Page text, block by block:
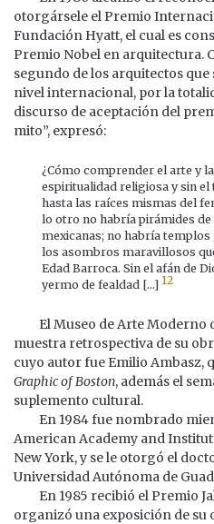
otorgársele el Premio
Fundación Hyatt, el cual es
Premio Nobel en arquitectura.
segundo de los arquitectos
nivel internacional, por la
discurso de aceptación del
mito”, expresó:
¿Cómo comprender el arte y
espiritualidad religiosa y sin
hasta las raíces mismas del
lo otro no habría pirámides de
mexicanas; no habría
los asombros maravillosos
Edad Barroca. Sin el afán de
yermo de fealdad [...] 12
El Museo de Arte Moderno
muestra retrospectiva de su
cuyo autor fue Emilio Ambasz,
Graphic of Boston, además el
suplemento cultural.
En 1984 fue nombrado
American Academy and
New York, y se le otorgó el
Universidad Autónoma de
En 1985 recibió el Premio
organizó una exposición de su